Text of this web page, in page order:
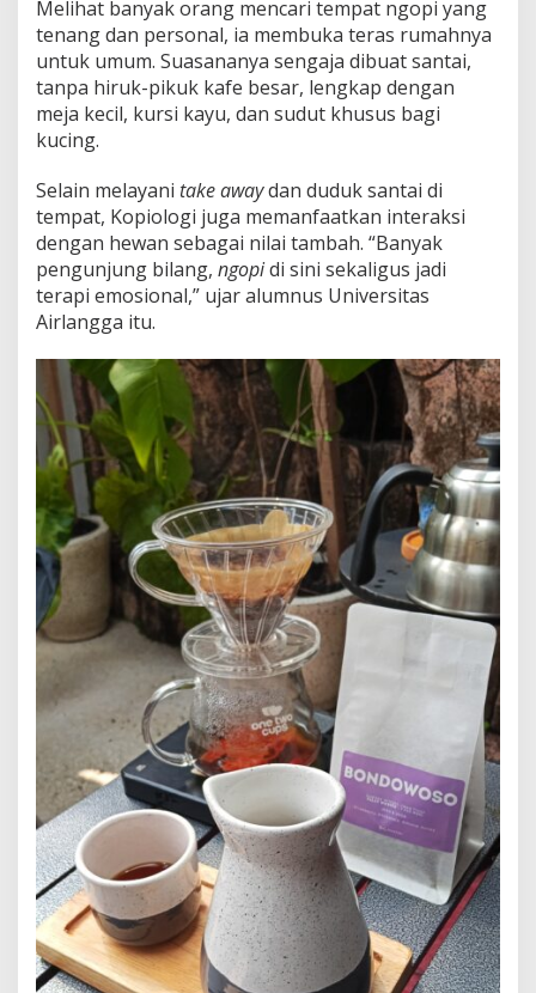
Melihat banyak orang mencari tempat ngopi yang
tenang dan personal, ia membuka teras rumahnya
untuk umum. Suasananya sengaja dibuat santai,
tanpa hiruk-pikuk kafe besar, lengkap dengan
meja kecil, kursi kayu, dan sudut khusus bagi
kucing.
Selain melayani take awaydan duduk santai di
tempat, Kopiologi juga memanfaatkan interaksi
dengan hewan sebagai nilai tambah. “Banyak
pengunjung bilang, ngopidi sini sekaligus jadi
terapi emosional,” ujar alumnus Universitas
Airlangga itu.